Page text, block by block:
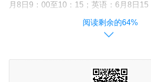
月8日9：00至10：15；英语：6月8日15
9日三天。3+1+2模式新高考地区高考
阅读剩余的64%